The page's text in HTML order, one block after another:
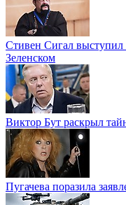
Стивен Сигал выступил
Зеленском
Виктор Бут раскрыл
Пугачева поразила